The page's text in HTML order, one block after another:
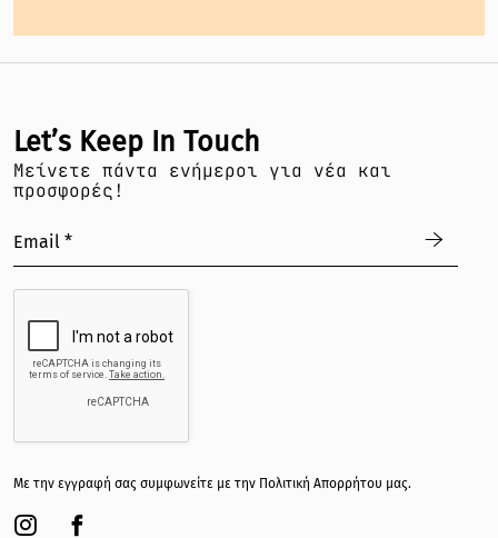
Let’s Keep In Touch
Mείνετε πάντα ενήμεροι για νέα και
προσφορές!
Με την εγγραφή σας συμφωνείτε με την Πολιτική Απορρήτου μας.